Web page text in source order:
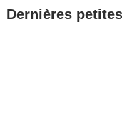
Dernières